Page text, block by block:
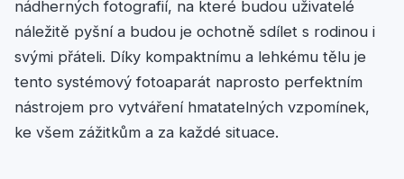
nádherných fotografií, na které budou uživatelé
náležitě pyšní a budou je ochotně sdílet s rodinou i
svými přáteli. Díky kompaktnímu a lehkému tělu je
tento systémový fotoaparát naprosto perfektním
nástrojem pro vytváření hmatatelných vzpomínek,
ke všem zážitkům a za každé situace.